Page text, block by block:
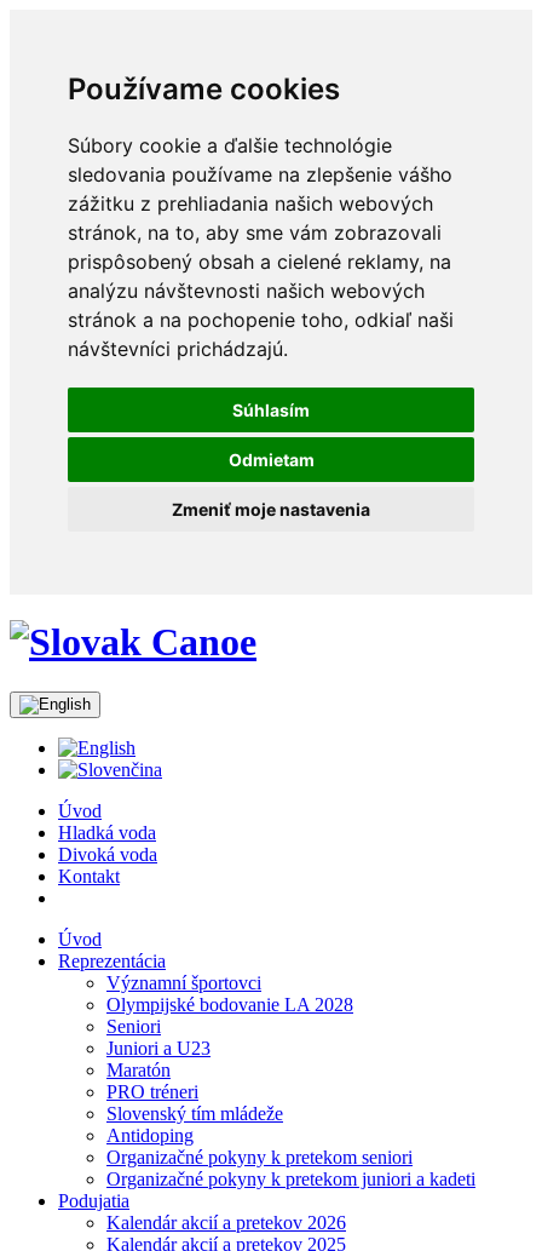
Používame cookies
Súbory cookie a ďalšie technológie
sledovania používame na zlepšenie vášho
zážitku z prehliadania našich webových
stránok, na to, aby sme vám zobrazovali
prispôsobený obsah a cielené reklamy, na
analýzu návštevnosti našich webových
stránok a na pochopenie toho, odkiaľ naši
návštevníci prichádzajú.
Súhlasím
Odmietam
Zmeniť moje nastavenia
Úvod
Hladká voda
Divoká voda
Kontakt
Úvod
Reprezentácia
Významní športovci
Olympijské bodovanie LA 2028
Seniori
Juniori a U23
Maratón
PRO tréneri
Slovenský tím mládeže
Antidoping
Organizačné pokyny k pretekom seniori
Organizačné pokyny k pretekom juniori a kadeti
Podujatia
Kalendár akcií a pretekov 2026
Kalendár akcií a pretekov 2025